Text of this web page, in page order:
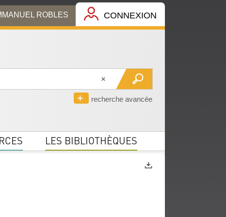
ROBLES CONNEXION
recherche avancée
LES BIBLIOTHÈQUES